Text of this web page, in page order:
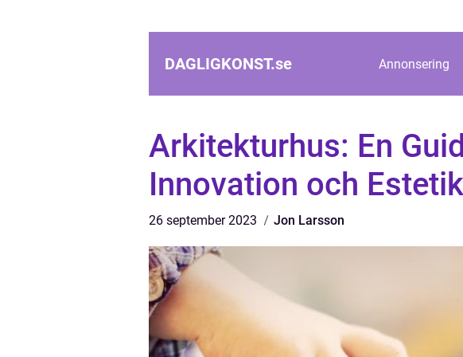
DAGLIGKONST.se Annonsering
Arkitekturhus: En
Innovation och Estetik
26 september 2023 Jon Larsson